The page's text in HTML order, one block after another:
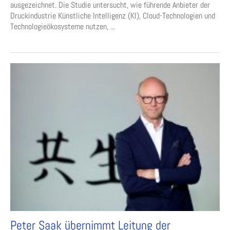
ausgezeichnet. Die Studie untersucht, wie führende Anbieter der
Druckindustrie Künstliche Intelligenz (KI), Cloud-Technologien und
Technologieökosysteme nutzen, ...
Peter Saak übernimmt Leitung der